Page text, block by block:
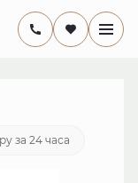
7 916 530 руб.
за 24 часа